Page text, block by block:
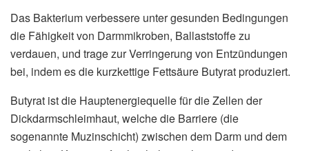
Das Bakterium verbessere unter gesunden Bedingungen
die Fähigkeit von Darmmikroben, Ballaststoffe zu
verdauen, und trage zur Verringerung von Entzündungen
bei, indem es die kurzkettige Fettsäure Butyrat produziert.
Butyrat ist die Hauptenergiequelle für die Zellen der
Dickdarmschleimhaut, welche die Barriere (die
sogenannte Muzinschicht) zwischen dem Darm und dem